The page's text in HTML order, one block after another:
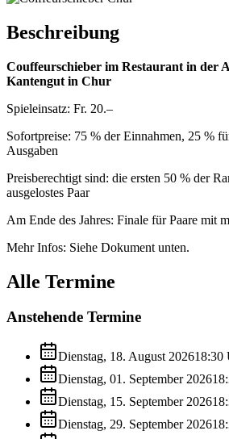
Beschreibung
Couffeurschieber im Restaurant in der
Kantengut in Chur
Spieleinsatz: Fr. 20.–
Sofortpreise: 75 % der Einnahmen, 25 %
Ausgaben
Preisberechtigt sind: die ersten 50 % der
ausgelostes Paar
Am Ende des Jahres: Finale für Paare mit
Mehr Infos: Siehe Dokument unten.
Alle Termine
Anstehende Termine
Dienstag, 18. August 202618:30
Dienstag, 01. September 2026
Dienstag, 15. September 2026
Dienstag, 29. September 2026